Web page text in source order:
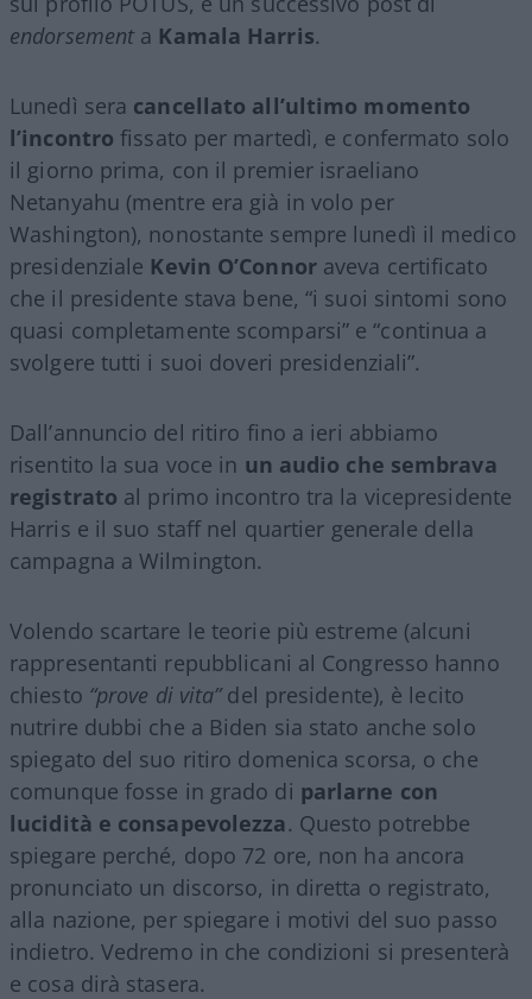
endorsement a Kamala Harris.
Lunedì sera cancellato all’ultimo momento
l’incontro fissato per martedì, e confermato solo
il giorno prima, con il premier israeliano
Netanyahu (mentre era già in volo per
Washington), nonostante sempre lunedì il medico
presidenziale Kevin O’Connoraveva certificato
che il presidente stava bene, “i suoi sintomi sono
quasi completamente scomparsi” e “continua a
svolgere tutti i suoi doveri presidenziali”.
Dall’annuncio del ritiro fino a ieri abbiamo
risentito la sua voce in un audio che sembrava
registrato al primo incontro tra la vicepresidente
Harris e il suo staff nel quartier generale della
campagna a Wilmington.
Volendo scartare le teorie più estreme (alcuni
rappresentanti repubblicani al Congresso hanno
chiesto “prove di vita”del presidente), è lecito
nutrire dubbi che a Biden sia stato anche solo
spiegato del suo ritiro domenica scorsa, o che
comunque fosse in grado di parlarne con
lucidità e consapevolezza. Questo potrebbe
spiegare perché, dopo 72 ore, non ha ancora
pronunciato un discorso, in diretta o registrato,
alla nazione, per spiegare i motivi del suo passo
indietro. Vedremo in che condizioni si presenterà
e cosa dirà stasera.